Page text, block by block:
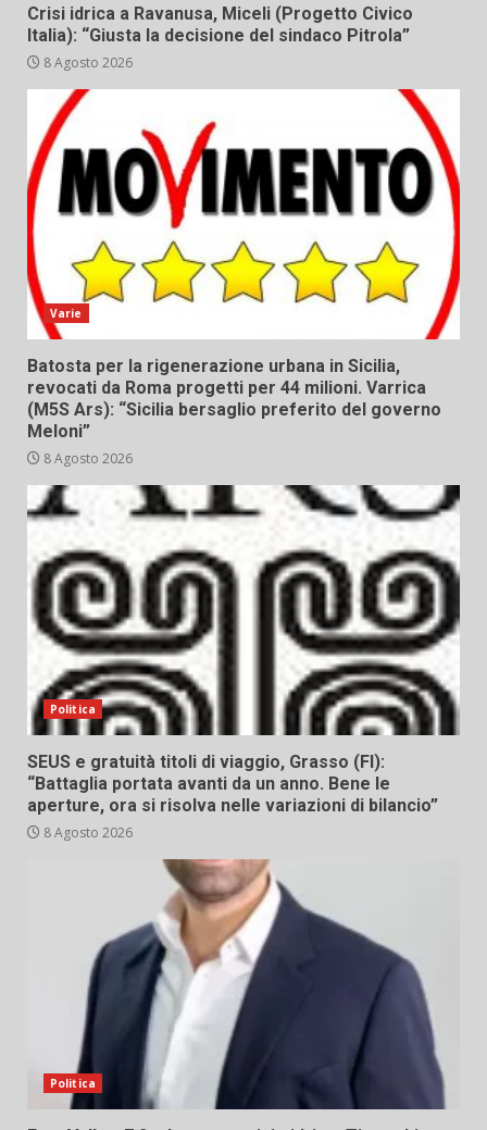
Crisi idrica a Ravanusa, Miceli (Progetto Civico
Italia): “Giusta la decisione del sindaco Pitrola”
8 Agosto 2026
Varie
Batosta per la rigenerazione urbana in Sicilia,
revocati da Roma progetti per 44 milioni. Varrica
(M5S Ars): “Sicilia bersaglio preferito del governo
Meloni”
8 Agosto 2026
Politica
SEUS e gratuità titoli di viaggio, Grasso (FI):
“Battaglia portata avanti da un anno. Bene le
aperture, ora si risolva nelle variazioni di bilancio”
8 Agosto 2026
Politica